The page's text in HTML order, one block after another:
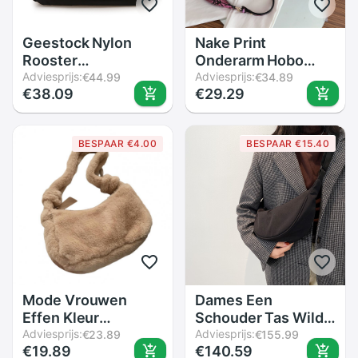
Geestock Nylon
Rooster
Schoudertas
Waterdichte Casual
Vrouwen Crossbody
Lady Handtas
Reizen Handtas
Adviesprijs:€44.99
€38.09
Nake Print
Onderarm Hobo
Vintage Rits Kleine
Schoudertas Pu
Leather Chain
Handtas Prachtige
Boodschappentas
Nieuwkomers
Adviesprijs:€34.89
€29.29
BESPAAR €4.00
Mode Vrouwen
Effen Kleur
Onderarm
Schoudertas
Adviesprijs:€23.89
€19.89
BESPAAR €15.40
Dames Een
Schouder Tas Wilde
Grote Capaciteit
Verpakking Casual
Adviesprijs:€155.99
€140.59